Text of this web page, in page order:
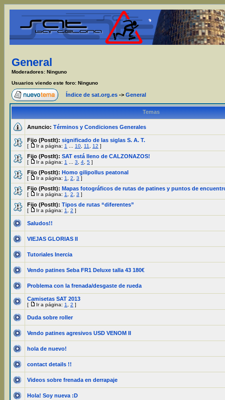
General
Moderadores: Ninguno
Usuarios viendo este foro: Ninguno
Índice de sat.org.es -> General
Temas
Anuncio: Términos y Condiciones Generales
Fijo (PostIt): significado de las siglas S. A. T.
[ Ir a página: 1 10 11 12 ]
Fijo (PostIt): SAT está lleno de CALZONAZOS!
[ Ir a página: 1 3 4 5 ]
Fijo (PostIt): Homo gilipollus peatonal
[ Ir a página: 1 2 3 ]
Fijo (PostIt): Mapas fotográficos de rutas de patines y puntos de
[ Ir a página: 1 2 3 ]
Fijo (PostIt): Tipos de rutas “diferentes”
[ Ir a página: 1 2 ]
Saludos!!
VIEJAS GLORIAS II
Tutoriales Inercia
Vendo patines Seba FR1 Deluxe talla 43 180€
Problema con la frenada/desgaste de rueda
Camisetas SAT 2013
[ Ir a página: 1 2 ]
Duda sobre roller
Vendo patines agresivos USD VENOM II
hola de nuevo!
contact details !!
Videos sobre frenada en derrapaje
Hola! Soy nueva :D